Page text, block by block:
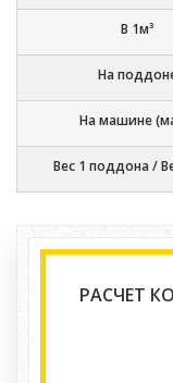
В 1м³
На
На машине
Вес 1 поддона /
РАСЧЕТ